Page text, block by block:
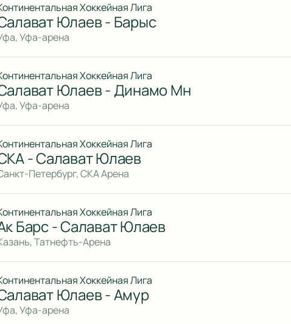
Хоккейная Лига
Юлаев - Барыс
Уфа-арена
Хоккейная Лига
Юлаев - Динамо Мн
Уфа-арена
Хоккейная Лига
- Салават Юлаев
Петербург, СКА Арена
Хоккейная Лига
Барс - Салават Юлаев
Татнефть-Арена
Хоккейная Лига
Юлаев - Амур
Уфа-арена